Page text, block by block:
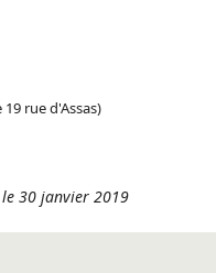
rue d'Assas)
30 janvier 2019